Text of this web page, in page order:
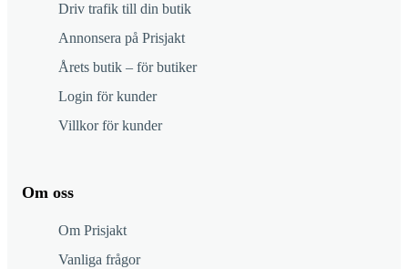
Driv trafik till din butik
Annonsera på Prisjakt
Årets butik – för butiker
Login för kunder
Villkor för kunder
Om oss
Om Prisjakt
Vanliga frågor